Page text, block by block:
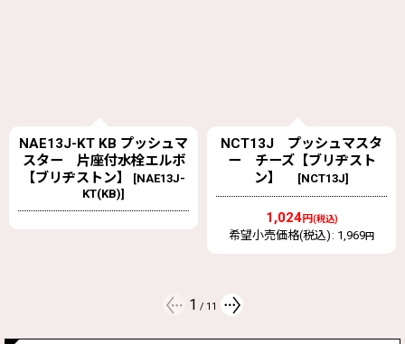
NCT13J プッシュマスタ
ー チーズ【ブリヂスト
ン】 [ NCT13J]
NAM13J オスアダプター
【ブリヂストン】プッシュ
マスター【ブリヂスト
ン】 [NAM13J*10]
11,220円(税込)
2 / 11